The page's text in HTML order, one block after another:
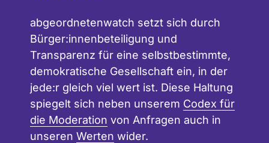
abgeordnetenwatch setzt sich durch
Bürger:innenbeteiligung und
Transparenz für eine selbstbestimmte,
demokratische Gesellschaft ein, in der
jede:r gleich viel wert ist. Diese Haltung
spiegelt sich neben unserem Codex für
die Moderation von Anfragen auch in
unseren Werten wider.